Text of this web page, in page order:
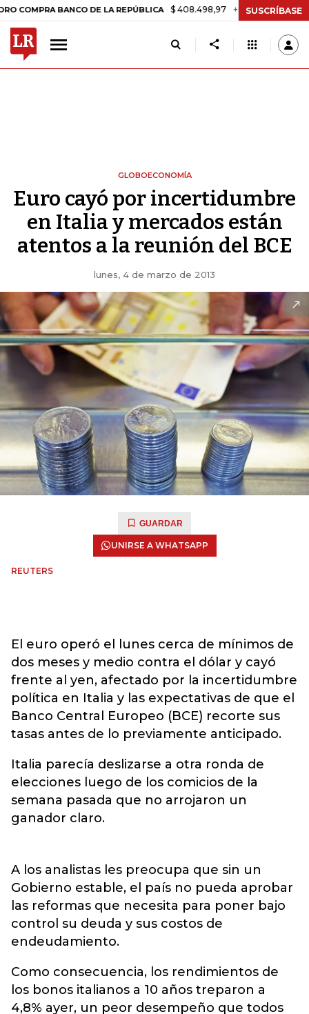
BANCO DE LA REPÚBLICA $ 408.498,97 +$ 8.753,81 +2,19%
SUSCRÍBASE
GLOBOECONOMÍA
Euro cayó por incertidumbre
en Italia y mercados están
atentos a la reunión del BCE
lunes, 4 de marzo de 2013
GUARDAR
UNIRSE A WHATSAPP
REUTERS
El euro operó el lunes cerca de mínimos de
dos meses y medio contra el dólar y cayó
frente al yen, afectado por la incertidumbre
política en Italia y las expectativas de que el
Banco Central Europeo (BCE) recorte sus
tasas antes de lo previamente anticipado.
Italia parecía deslizarse a otra ronda de
elecciones luego de los comicios de la
semana pasada que no arrojaron un
ganador claro.
A los analistas les preocupa que sin un
Gobierno estable, el país no pueda aprobar
las reformas que necesita para poner bajo
control su deuda y sus costos de
endeudamiento.
Como consecuencia, los rendimientos de
los bonos italianos a 10 años treparon a
4,8% ayer, un peor desempeño que todos